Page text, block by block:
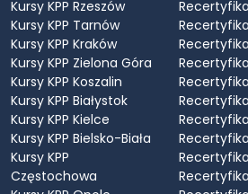
Kursy KPP Rzeszów
Kursy KPP Tarnów
Kursy KPP Kraków
Kursy KPP Zielona Góra
Kursy KPP Koszalin
Kursy KPP Białystok
Kursy KPP Kielce
Kursy KPP Bielsko-Biała
Kursy KPP
Częstochowa